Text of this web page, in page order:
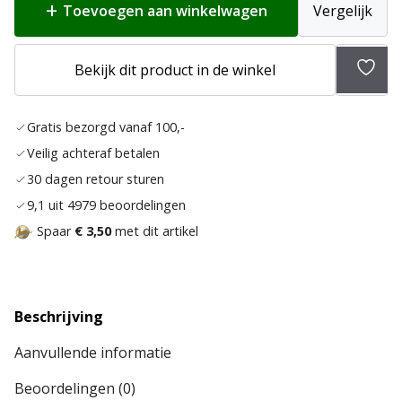
€ 94,95.€ 69,95.
Toevoegen aan winkelwagen Vergelijk
Bekijk dit product in de winkel
Gratis bezorgd vanaf 100,-
Veilig achteraf betalen
30 dagen retour sturen
9,1 uit 4979 beoordelingen
Spaar € 3,50met dit artikel
Beschrijving
Aanvullende informatie
Beoordelingen (0)